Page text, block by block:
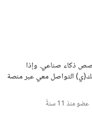
ذكاء صناعي. وإذا
التواصل معي عبر منصة
عضو منذ 11 سنةً